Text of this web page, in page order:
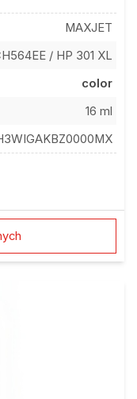
MAXJET
/ HP 301 XL
color
16 ml